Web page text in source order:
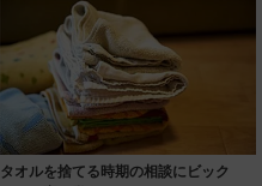
タオルを捨てる時期の相談にビック